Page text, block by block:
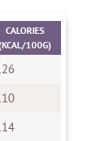
CALORIES
100G)